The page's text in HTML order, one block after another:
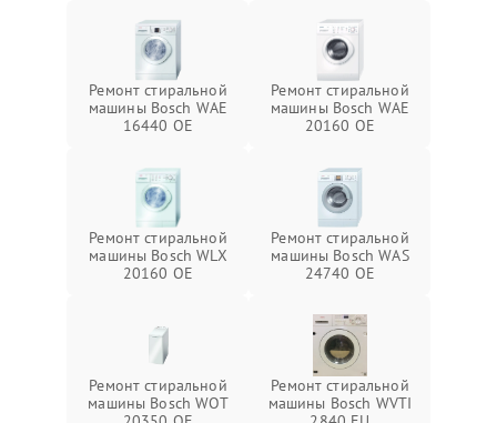
Ремонт стиральной
машины Bosch WAE
16440 OE
Ремонт стиральной
машины Bosch WAE
20160 OE
Ремонт стиральной
машины Bosch WLX
20160 OE
Ремонт стиральной
машины Bosch WAS
24740 OE
Ремонт стиральной
машины Bosch WOT
Ремонт стиральной
машины Bosch WVTI